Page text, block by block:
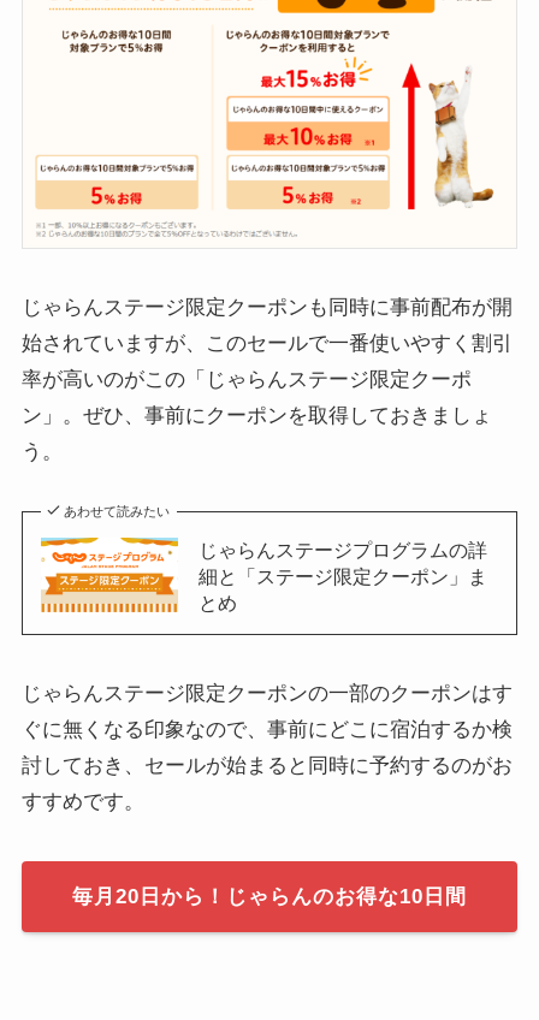
じゃらんステージ限定クーポンも同時に事前配布が開
始されていますが、このセールで一番使いやすく割引
率が高いのがこの「じゃらんステージ限定クーポ
ン」。ぜひ、事前にクーポンを取得しておきましょ
う。
あわせて読みたい
じゃらんステージプログラムの詳
細と「ステージ限定クーポン」ま
とめ
じゃらんステージ限定クーポンの一部のクーポンはす
ぐに無くなる印象なので、事前にどこに宿泊するか検
討しておき、セールが始まると同時に予約するのがお
すすめです。
毎月20日から！じゃらんのお得な10日間